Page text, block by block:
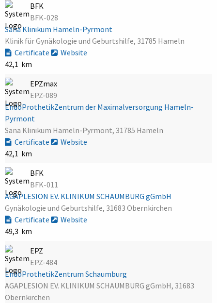
BFK
BFK-028
Sana Klinikum Hameln-Pyrmont
Klinik für Gynäkologie und Geburtshilfe, 31785 Hameln
Certificate
Website
42,1 km
EPZmax
EPZ-089
EndoProthetikZentrum der Maximalversorgung Hameln-
Pyrmont
Sana Klinikum Hameln-Pyrmont, 31785 Hameln
Certificate
Website
42,1 km
BFK
BFK-011
AGAPLESION EV. KLINIKUM SCHAUMBURG gGmbH
Gynäkologie und Geburtshilfe, 31683 Obernkirchen
Certificate
Website
49,3 km
EPZ
EPZ-484
EndoProthetikZentrum Schaumburg
AGAPLESION EV. KLINIKUM SCHAUMBURG gGmbH, 31683
Obernkirchen